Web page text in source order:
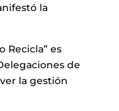
la
Recicla” es
de
la gestión